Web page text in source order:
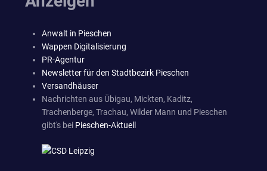
Anwalt in Pieschen
Wappen Digitalisierung
PR-Agentur
Newsletter für den Stadtbezirk Pieschen
Versandhäuser
Nachrichten aus Übigau, Mickten, Kaditz,
Trachenberge, Trachau, Wilder Mann und Pieschen
gibt's bei Pieschen-Aktuell